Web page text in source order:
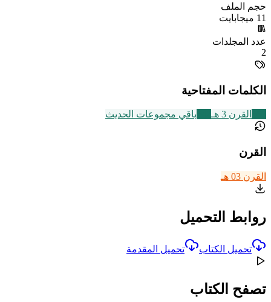
حجم الملف
11 ميجابايت
عدد المجلدات
2
الكلمات المفتاحية
القرن 3 هـ باقي مجموعات الحديث
القرن
القرن 03 هـ
روابط التحميل
تحميل الكتاب تحميل المقدمة
تصفح الكتاب